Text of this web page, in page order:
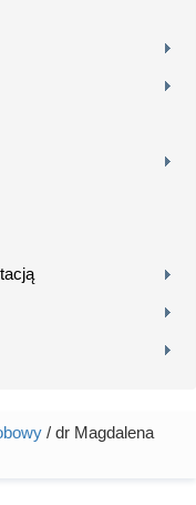
/ dr Magdalena